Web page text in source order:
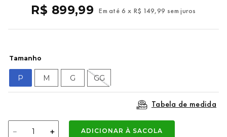
R$ 899,99 Em até 6 x R$ 149,99 sem juros
Tamanho
P M G GG
Tabela de medida
＋
－ ADICIONAR À SACOLA
kenner
8º regata
9º mochila oakley